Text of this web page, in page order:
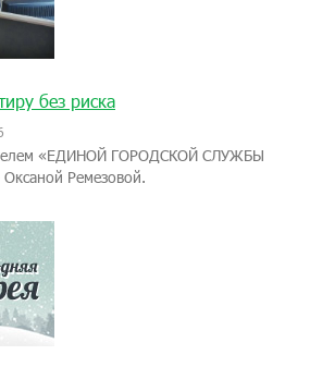
без риска
«ЕДИНОЙ ГОРОДСКОЙ СЛУЖБЫ
Ремезовой.